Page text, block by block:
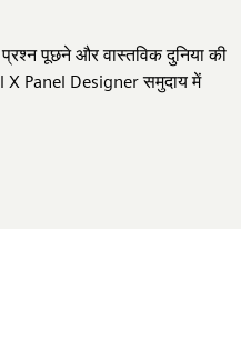
पूछने और वास्तविक दुनिया की
X Panel Designer समुदाय में